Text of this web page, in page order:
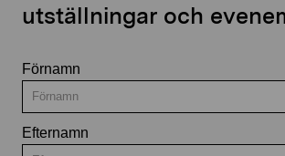
utställningar och
Förnamn
Efternamn